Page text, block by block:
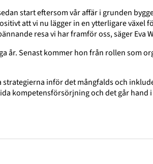
start eftersom vår affär i grunden
att vi nu lägger in en ytterligare växel
resa vi har framför oss, säger Eva
år. Senast kommer hon från rollen som
strategierna inför det mångfalds och
kompetensförsörjning och det går